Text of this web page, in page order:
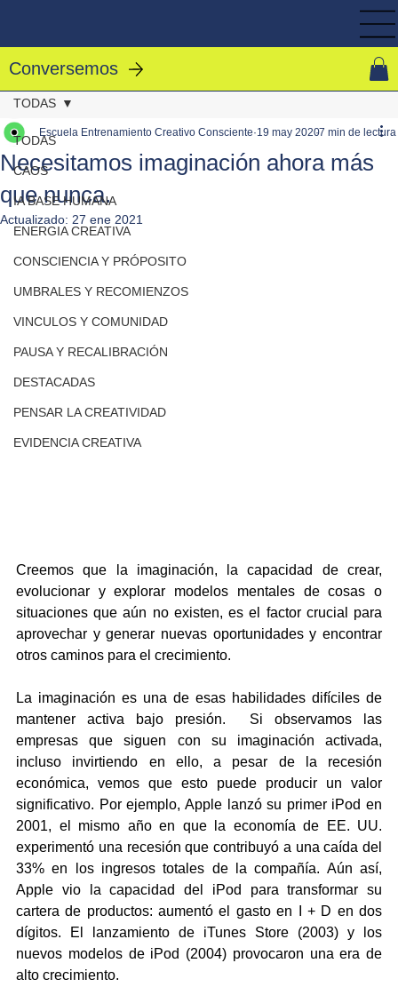
Conversemos
TODAS
CAOS
IA BASE HUMANA
ENERGIA CREATIVA
CONSCIENCIA Y PRÓPOSITO
UMBRALES Y RECOMIENZOS
VINCULOS Y COMUNIDAD
PAUSA Y RECALIBRACIÓN
DESTACADAS
PENSAR LA CREATIVIDAD
EVIDENCIA CREATIVA
TODAS
Necesitamos imaginación ahora más
que nunca.
Escuela Entrenamiento Creativo Consciente 19 may 20207 min de lectura
Actualizado: 27 ene 2021
Creemos que la imaginación, la capacidad de crear,
evolucionar y explorar modelos mentales de cosas o
situaciones que aún no existen, es el factor crucial para
aprovechar y generar nuevas oportunidades y encontrar
otros caminos para el crecimiento.
La imaginación es una de esas habilidades difíciles de
mantener activa bajo presión.  Si observamos las
empresas que siguen con su imaginación activada,
incluso invirtiendo en ello, a pesar de la recesión
económica, vemos que esto puede producir un valor
significativo. Por ejemplo, Apple lanzó su primer iPod en
2001, el mismo año en que la economía de EE. UU.
experimentó una recesión que contribuyó a una caída del
33% en los ingresos totales de la compañía. Aún así,
Apple vio la capacidad del iPod para transformar su
cartera de productos: aumentó el gasto en I + D en dos
dígitos. El lanzamiento de iTunes Store (2003) y los
nuevos modelos de iPod (2004) provocaron una era de
alto crecimiento.